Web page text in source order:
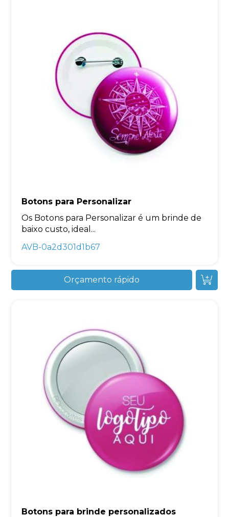
Botons para Personalizar
Os Botons para Personalizar é um brinde de
baixo custo, ideal...
AVB-0a2d301d1b67
Orçamento rápido
Botons para brinde personalizados